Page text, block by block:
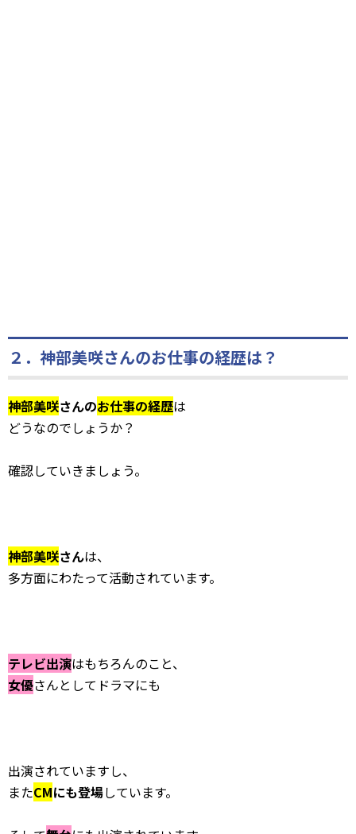
２．神部美咲さんのお仕事の経歴は？
神部美咲さんのお仕事の経歴は
どうなのでしょうか？
確認していきましょう。
神部美咲さんは、
多方面にわたって活動されています。
テレビ出演はもちろんのこと、
女優さんとしてドラマにも
出演されていますし、
またCMにも登場しています。